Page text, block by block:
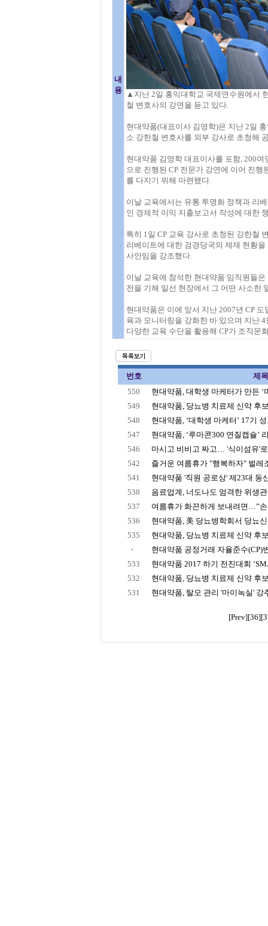
내
용
▲지난 2일 홍익대학교 국제연수원에서
철 변호사의 강연을 듣고 있다.
현대약품(대표이사 김영학)은 지난 2일
소 강한철 변호사를 외부 강사로 초청해
현대약품 김영학 대표이사를 포함, 200
으로 진행된 CP 전문가 강연에 이어 진
를 다지기 위해 마련됐다.
이날 교육에서는 유통 투명화 정책과 리
인 경제적 이익 지출보고서 작성에 대한
특히 1일 CP 교육 강사로 초청된 강한철
리베이트에 대한 검경당국의 제재 현황
사안임을 강조했다.
이날 교육에 참석한 현대약품 임직원들
전을 기해 일선 현장에서 그 어떤 사소한
현대약품은 이에 앞서 지난 2007년 CP
육과 모니터링을 강화한 바 있으며 지난
다양한 교육 수단을 활용해 CP가 조직문
번호
제목
550
현대약품, 대학생 마케터가 만든 ‘
549
현대약품, 당뇨병 치료제 신약 후
548
현대약품, ‘대학생 마케터’ 17기
547
현대약품, ‘루마콘300 연질캡슐’
546
마시고 비비고 짜고… '식이섬유'
542
즐거운 여름휴가 "행복하자" 벌레
541
현대약품 '직원 공로상' 제23대 동
538
음료업계, 너도나도 엄격한 위생
537
여름휴가 화끈하게 보내려면…”
536
현대약품, 美 당뇨병학회서 당뇨
535
현대약품, 당뇨병 치료제 신약 후
현대약품 공정거래 자율준수(CP)
533
현대약품 2017 하기 전진대회
532
현대약품, 당뇨병 치료제 신약 후
531
현대약품, 탈모 관리 '마이녹실' 강
[Prev][36]